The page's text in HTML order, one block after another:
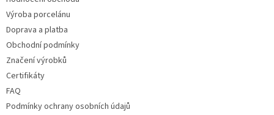
Výroba porcelánu
Doprava a platba
Obchodní podmínky
Značení výrobků
Certifikáty
FAQ
Podmínky ochrany osobních údajů